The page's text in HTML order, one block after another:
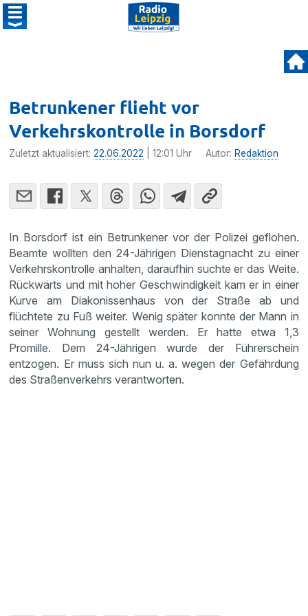
Betrunkener flieht vor
Verkehrskontrolle in Borsdorf
Zuletzt aktualisiert:22.06.2022 | 12:01 Uhr Autor: Redaktion
In Borsdorf ist ein Betrunkener vor der Polizei geflohen.
Beamte wollten den 24-Jährigen Dienstagnacht zu einer
Verkehrskontrolle anhalten, daraufhin suchte er das Weite.
Rückwärts und mit hoher Geschwindigkeit kam er in einer
Kurve am Diakonissenhaus von der Straße ab und
flüchtete zu Fuß weiter. Wenig später konnte der Mann in
seiner Wohnung gestellt werden. Er hatte etwa 1,3
Promille. Dem 24-Jährigen wurde der Führerschein
entzogen. Er muss sich nun u. a. wegen der Gefährdung
des Straßenverkehrs verantworten.